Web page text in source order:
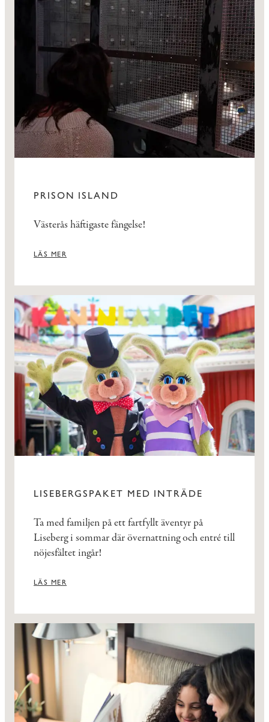
PRISON ISLAND
Västerås häftigaste fängelse!
LÄS MER
LISEBERGSPAKET MED INTRÄDE
Ta med familjen på ett fartfyllt äventyr på
Liseberg i sommar där övernattning och entré till
nöjesfältet ingår!
LÄS MER